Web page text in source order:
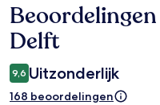
Beoordelingen
Delft
9,6 Uitzonderlijk
168 beoordelingen